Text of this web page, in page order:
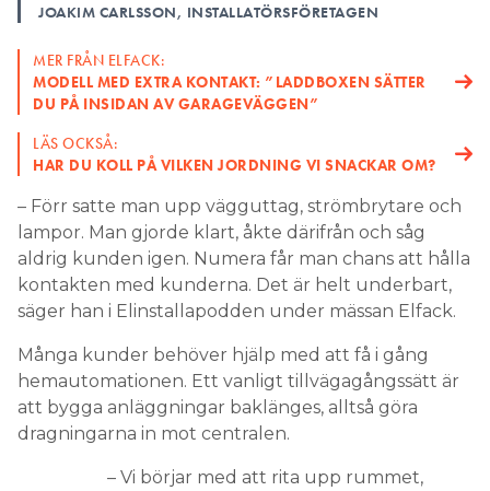
JOAKIM CARLSSON, INSTALLATÖRSFÖRETAGEN
MER FRÅN ELFACK:
MODELL MED EXTRA KONTAKT: ”LADDBOXEN SÄTTER
DU PÅ INSIDAN AV GARAGEVÄGGEN”
LÄS OCKSÅ:
HAR DU KOLL PÅ VILKEN JORDNING VI SNACKAR OM?
– Förr satte man upp vägguttag, strömbrytare och
lampor. Man gjorde klart, åkte därifrån och såg
aldrig kunden igen. Numera får man chans att hålla
kontakten med kunderna. Det är helt underbart,
säger han i Elinstallapodden under mässan Elfack.
Många kunder behöver hjälp med att få i gång
hemautomationen. Ett vanligt tillvägagångssätt är
att bygga anläggningar baklänges, alltså göra
dragningarna in mot centralen.
– Vi börjar med att rita upp rummet,